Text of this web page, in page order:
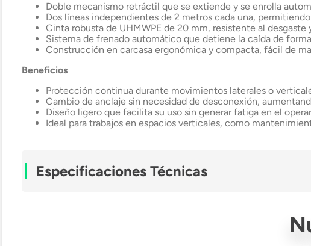
Doble mecanismo retráctil que se extiende y se enrolla
Dos líneas independientes de 2 metros cada una,
Cinta robusta de UHMWPE de 20 mm, resistente al
Sistema de frenado automático que detiene la caída de
Construcción en carcasa ergonómica y compacta, fácil de
Beneficios
Protección continua durante movimientos laterales o
Cambio de anclaje sin necesidad de desconexión,
Diseño ligero que facilita su uso sin generar fatiga en el
Ideal para trabajos en espacios verticales, como
Especificaciones Técnicas